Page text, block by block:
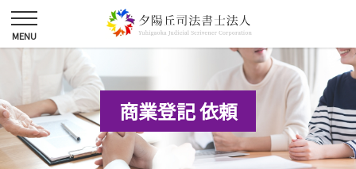
商業登記 依頼